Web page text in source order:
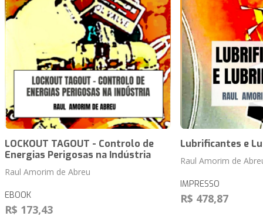
LOCKOUT TAGOUT - Controlo de
Energias Perigosas na Indústria
Raul Amorim de Abreu
EBOOK
R$ 173,43
Lubrificantes e
Raul Amorim de
IMPRESSO
R$ 478,87